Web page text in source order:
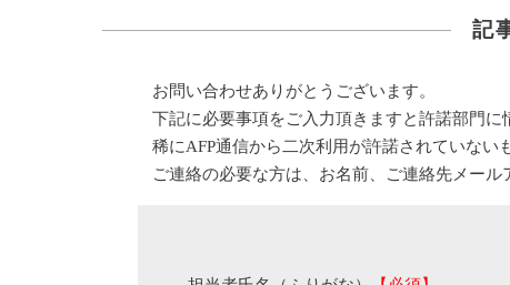
記
お問い合わせありがとうございます。
下記に必要事項をご入力頂きますと許諾部門に
稀にAFP通信から二次利用が許諾されていない
ご連絡の必要な方は、お名前、ご連絡先メー